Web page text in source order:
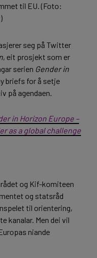
til EU. (Foto:
seg på Twitter
, eit prosjekt som er
serien Gender in
briefs for å setje
på agendaen.
in Horizon Europe –
as a global challenge
og Kif-komiteen
og statsråd
til orientering,
kanalar. Men dei vil
niande